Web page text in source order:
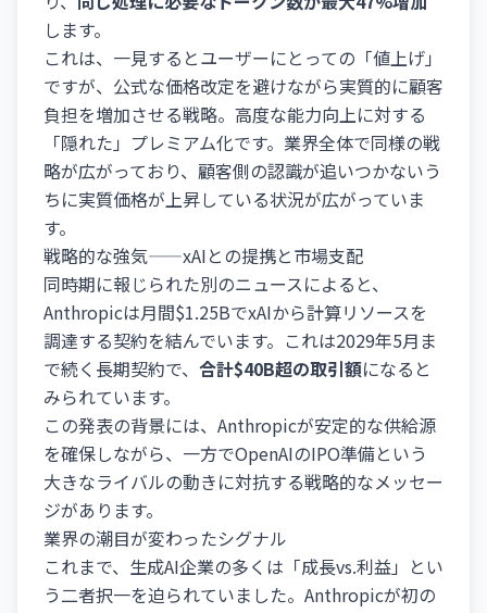
します。
これは、一見するとユーザーにとっての「値上げ」
ですが、公式な価格改定を避けながら実質的に顧客
負担を増加させる戦略。高度な能力向上に対する
「隠れた」プレミアム化です。業界全体で同様の戦
略が広がっており、顧客側の認識が追いつかないう
ちに実質価格が上昇している状況が広がっていま
す。
戦略的な強気——xAIとの提携と市場支配
同時期に報じられた別のニュースによると、
Anthropicは月間$1.25BでxAIから計算リソースを
調達する契約を結んでいます。これは2029年5月ま
で続く長期契約で、 合計$40B超の取引額になると
みられています。
この発表の背景には、Anthropicが安定的な供給源
を確保しながら、一方でOpenAIのIPO準備という
大きなライバルの動きに対抗する戦略的なメッセー
ジがあります。
業界の潮目が変わったシグナル
これまで、生成AI企業の多くは「成長vs.利益」とい
う二者択一を迫られていました。Anthropicが初の